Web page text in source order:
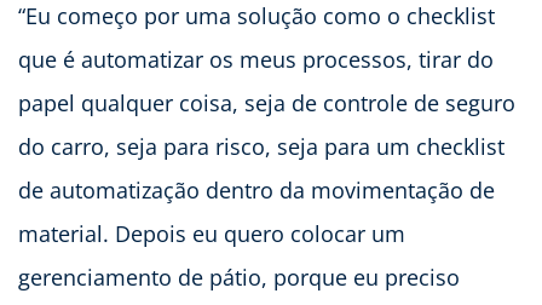
“Eu começo por uma solução como o checklist
que é automatizar os meus processos, tirar do
papel qualquer coisa, seja de controle de seguro
do carro, seja para risco, seja para um checklist
de automatização dentro da movimentação de
material. Depois eu quero colocar um
gerenciamento de pátio, porque eu preciso